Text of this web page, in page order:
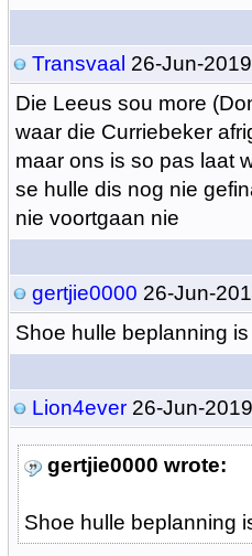
Transvaal 26-Jun-
Die Leeus sou more
waar die Curriebeker
maar ons is so pas laat
se hulle dis nog nie
nie voortgaan nie
gertjie0000 26-Jun-
Shoe hulle beplanning
Lion4ever26-Jun-
gertjie0000 wrote:
Shoe hulle beplanning